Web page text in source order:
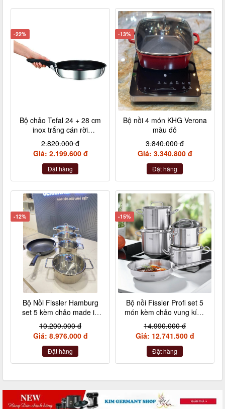
-22%
Bộ chảo Tefal 24 + 28 cm
inox trắng cán rời
L9409202
2.820.000 đ
Giá: 2.199.600 đ
Đặt hàng
-13%
Bộ nồi 4 món KHG Verona
màu đỏ
3.840.000 đ
Giá: 3.340.800 đ
Đặt hàng
-12%
Bộ Nồi Fissler Hamburg
set 5 kèm chảo made in
Germany nội địa Đức
10.200.000 đ
Giá: 8.976.000 đ
Đặt hàng
-15%
Bộ nồi Fissler Profi set 5
món kèm chảo vung kính
made in Germany
14.990.000 đ
Giá: 12.741.500 đ
Đặt hàng